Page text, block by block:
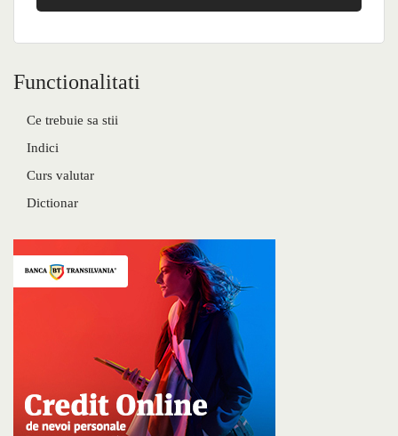
Functionalitati
Ce trebuie sa stii
Indici
Curs valutar
Dictionar